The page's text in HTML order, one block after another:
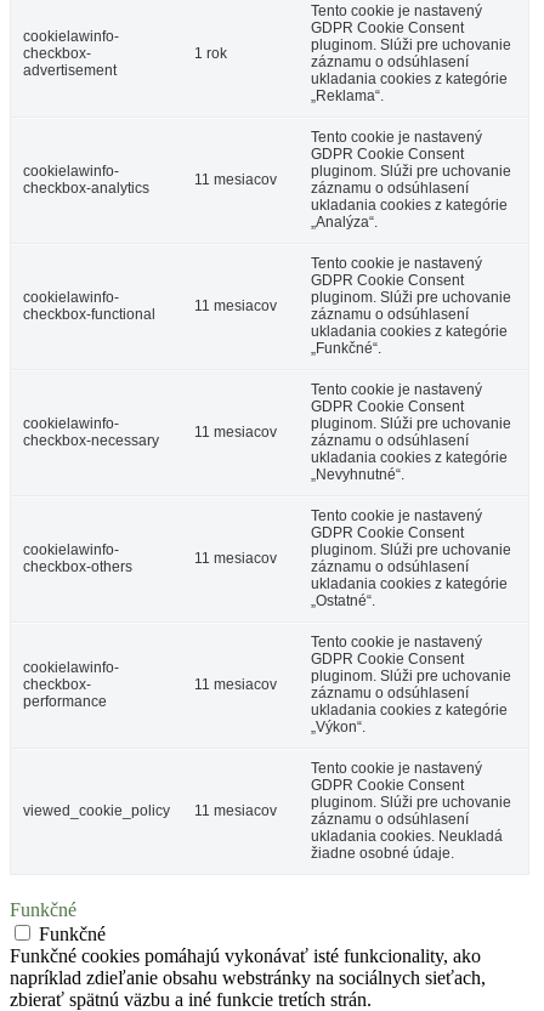
cookielawinfo-
checkbox-
advertisement
1 rok
Tento cookie je nastavený
GDPR Cookie Consent
pluginom. Slúži pre uchovanie
záznamu o odsúhlasení
ukladania cookies z kategórie
„Reklama“.
cookielawinfo-
checkbox-analytics
11 mesiacov
Tento cookie je nastavený
GDPR Cookie Consent
pluginom. Slúži pre uchovanie
záznamu o odsúhlasení
ukladania cookies z kategórie
„Analýza“.
cookielawinfo-
checkbox-functional
11 mesiacov
Tento cookie je nastavený
GDPR Cookie Consent
pluginom. Slúži pre uchovanie
záznamu o odsúhlasení
ukladania cookies z kategórie
„Funkčné“.
cookielawinfo-
checkbox-necessary
11 mesiacov
Tento cookie je nastavený
GDPR Cookie Consent
pluginom. Slúži pre uchovanie
záznamu o odsúhlasení
ukladania cookies z kategórie
„Nevyhnutné“.
cookielawinfo-
checkbox-others
11 mesiacov
Tento cookie je nastavený
GDPR Cookie Consent
pluginom. Slúži pre uchovanie
záznamu o odsúhlasení
ukladania cookies z kategórie
„Ostatné“.
cookielawinfo-
checkbox-
performance
11 mesiacov
Tento cookie je nastavený
GDPR Cookie Consent
pluginom. Slúži pre uchovanie
záznamu o odsúhlasení
ukladania cookies z kategórie
„Výkon“.
viewed_cookie_policy 11 mesiacov
Tento cookie je nastavený
GDPR Cookie Consent
pluginom. Slúži pre uchovanie
záznamu o odsúhlasení
ukladania cookies. Neukladá
žiadne osobné údaje.
Funkčné
Funkčné
Funkčné cookies pomáhajú vykonávať isté funkcionality, ako
napríklad zdieľanie obsahu webstránky na sociálnych sieťach,
zbierať spätnú väzbu a iné funkcie tretích strán.